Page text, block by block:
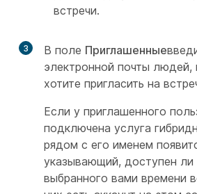
встречи.
3 В поле Приглашенные
электронной почты людей,
хотите пригласить на
Если у приглашенного
подключена услуга
рядом с его именем
указывающий, доступен ли
выбранного вами времени